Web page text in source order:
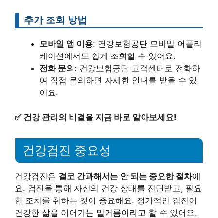
추가 조회 방법
모바일 앱 이용: 건강보험공단 모바일 어플리
케이션에서도 쉽게 조회할 수 있어요.
전화 문의 : 건강보험공단 고객센터로 전화하
여 직접 문의하면 자세한 안내를 받을 수 있
어요.
✅ 건강 관리의 비결을 지금 바로 알아보세요!
건강검진 중요성
건강검진은 결코 간과해서는 안 되는 중요한 절차에
요. 검진을 통해 자신의 건강 상태를 진단받고, 필요
한 조치를 취하는 것이 중요해요. 정기적인 검진이
건강한 삶을 이어가는 밑거름이라고 할 수 있어요.